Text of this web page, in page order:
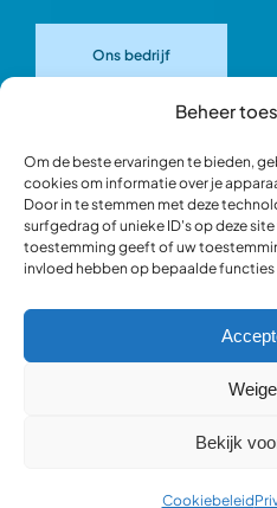
Beheer
Om de beste ervaringen te bieden,
cookies om informatie over je
Door in te stemmen met deze
surfgedrag of unieke ID's op deze site
toestemming geeft of uw
invloed hebben op bepaalde
Bekijk
Cookiebeleid
Ons bedrijf
Ons team
Blik in de werkplaats
Webshop occasions